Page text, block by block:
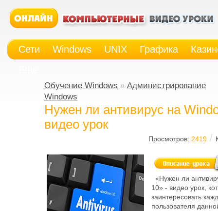
Сети Windows UNIX Графика
Обучение Windows » Администрирование
Windows
Нужен ли антивирус на
видео урок
Просмотров: 2419 /
«Нужен ли
10» - видео урок,
заинтересовать
пользователя